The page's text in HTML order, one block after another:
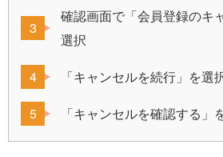
確認画面で「会員登録のキ
選択
「キャンセルを続行」を選
「キャンセルを確認する」